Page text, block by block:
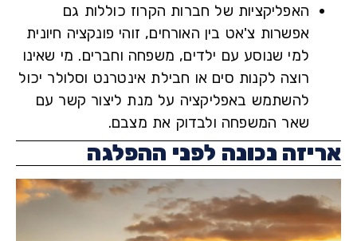
האפליקציות של חברות הקרוז כוללות גם
אפשרות צ'אט בין האורחים, זוהי פונקציה חיונית
למי שנוסע עם ילדים, משפחה וחברים. מי שאינו
רוצה לקנות סים או חבילת אינטרנט וסלולר יכול
להשתמש באפליקציה על מנת ליצור קשר עם
שאר המשפחה ולבדוק את מצבם.
נכונה לפני ההפלגה